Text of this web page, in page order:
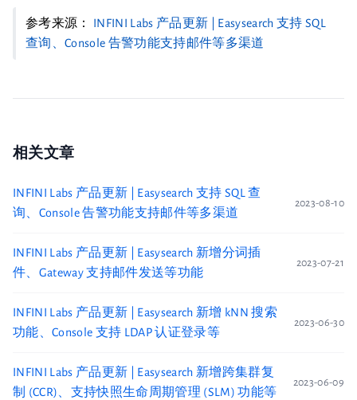
参考来源： INFINI Labs 产品更新 | Easysearch 支持 SQL
查询、Console 告警功能支持邮件等多渠道
相关文章
INFINI Labs 产品更新 | Easysearch 支持 SQL 查
询、Console 告警功能支持邮件等多渠道
2023-08-10
INFINI Labs 产品更新 | Easysearch 新增分词插
件、Gateway 支持邮件发送等功能
2023-07-21
INFINI Labs 产品更新 | Easysearch 新增 kNN 搜索
功能、Console 支持 LDAP 认证登录等
2023-06-30
INFINI Labs 产品更新 | Easysearch 新增跨集群复
制 (CCR)、支持快照生命周期管理 (SLM) 功能等
2023-06-09